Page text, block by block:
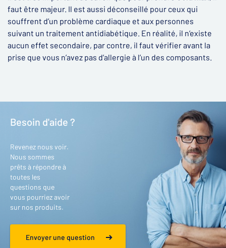
faut être majeur. Il est aussi déconseillé pour ceux qui
souffrent d’un problème cardiaque et aux personnes
suivant un traitement antidiabétique. En réalité, il n’existe
aucun effet secondaire, par contre, il faut vérifier avant la
prise que vous n’avez pas d’allergie à l’un des composants.
Besoin d'aide ?
Revenez nous voir.
Nous sommes
prêts à répondre à
toutes les
questions que
vous pourriez avoir
sur nos produits.
Envoyer une question